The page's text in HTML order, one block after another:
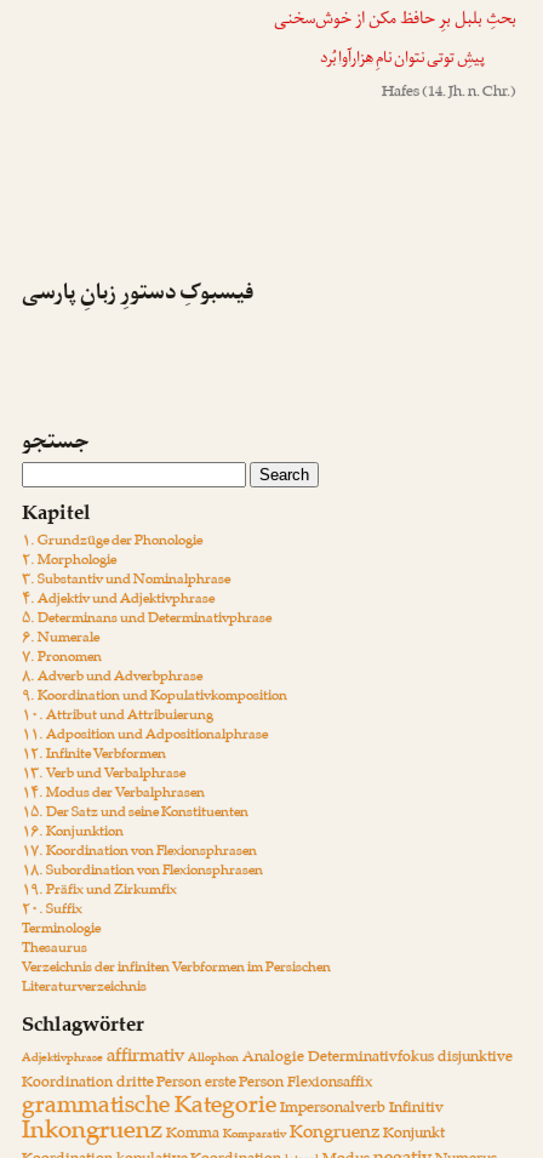
بحثِ بلبل برِ حافظ مکن از خوش‌سخنی
پیشِ توتی نتوان نامِهزارآوابُرد
Hafes(14. Jh. n. Chr.)
فیسبوکِ دستورِ زبانِ پارسی
جستجو
Kapitel
۱. Grundzüge der Phonologie
۲. Morphologie
۳. Substantiv und Nominalphrase
۴. Adjektiv und Adjektivphrase
۵. Determinans und Determinativphrase
۶. Numerale
۷. Pronomen
۸. Adverb und Adverbphrase
۹. Koordination und Kopulativkomposition
۱۰. Attribut und Attribuierung
۱۱. Adposition und Adpositionalphrase
۱۲. Infinite Verbformen
۱۳. Verb und Verbalphrase
۱۴. Modus der Verbalphrasen
۱۵. Der Satz und seine Konstituenten
۱۶. Konjunktion
۱۷. Koordination von Flexionsphrasen
۱۸. Subordination von Flexionsphrasen
۱۹. Präfix und Zirkumfix
۲۰. Suffix
Terminologie
Thesaurus
Verzeichnis der infiniten Verbformen im Persischen
Literaturverzeichnis
Schlagwörter
AdjektivphraseaffirmativAllophonAnalogieDeterminativfokusdisjunktive
Koordinationdritte Personerste PersonFlexionsaffix
grammatische KategorieImpersonalverbInfinitiv
InkongruenzKommaKomparativKongruenzKonjunkt